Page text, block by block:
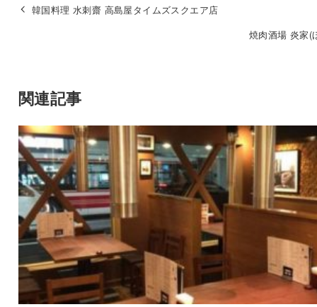
韓国料理 水刺齋 高島屋タイムズスクエア店
焼肉酒場 炎家(
関連記事